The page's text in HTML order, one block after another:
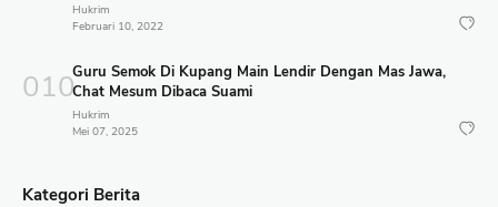
Hukrim
Februari 10, 2022
Guru Semok Di Kupang Main Lendir Dengan Mas Jawa,
Chat Mesum Dibaca Suami
Hukrim
Mei 07, 2025
Kategori Berita